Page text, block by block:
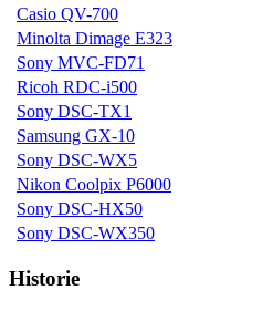
Casio QV-700
Minolta Dimage E323
Sony MVC-FD71
Ricoh RDC-i500
Sony DSC-TX1
Samsung GX-10
Sony DSC-WX5
Nikon Coolpix P6000
Sony DSC-HX50
Sony DSC-WX350
Historie